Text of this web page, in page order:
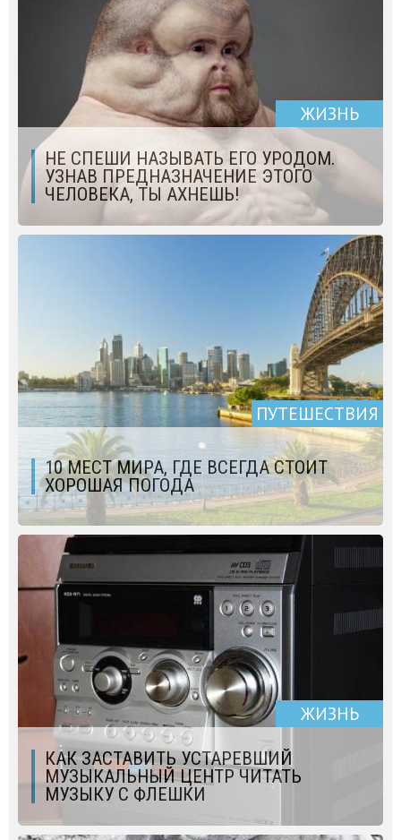
ЖИЗНЬ
НЕ СПЕШИ НАЗЫВАТЬ ЕГО УРОДОМ.
УЗНАВ ПРЕДНАЗНАЧЕНИЕ ЭТОГО
ЧЕЛОВЕКА, ТЫ АХНЕШЬ!
ПУТЕШЕСТВИЯ
10 МЕСТ МИРА, ГДЕ ВСЕГДА СТОИТ
ХОРОШАЯ ПОГОДА
ЖИЗНЬ
КАК ЗАСТАВИТЬ УСТАРЕВШИЙ
МУЗЫКАЛЬНЫЙ ЦЕНТР ЧИТАТЬ
МУЗЫКУ С ФЛЕШКИ